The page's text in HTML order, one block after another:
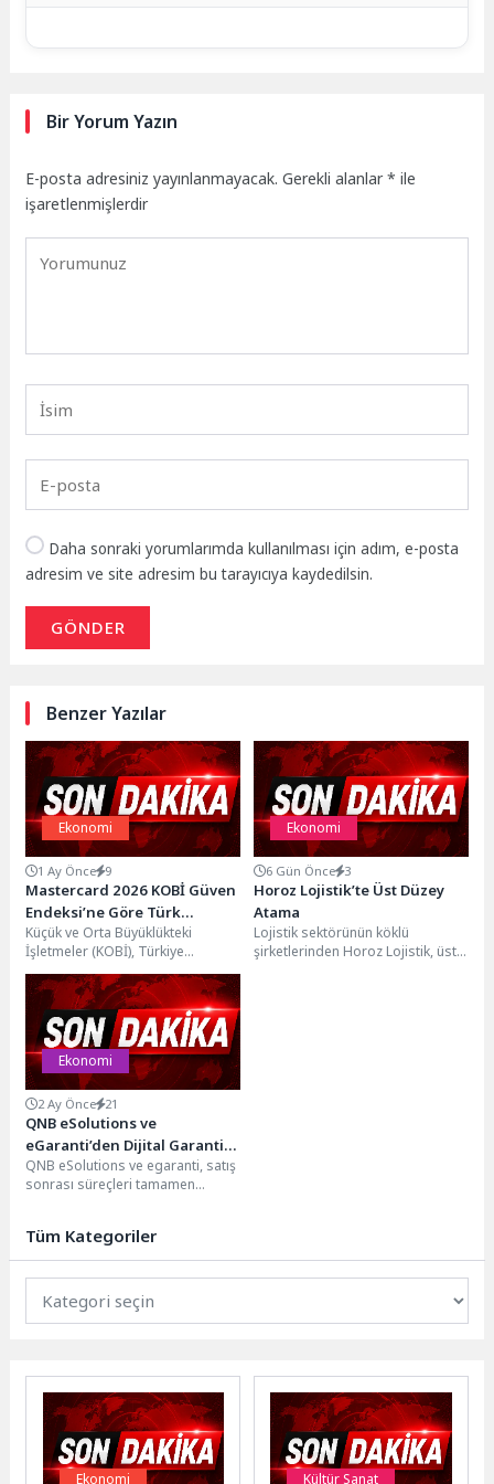
Bir Yorum Yazın
E-posta adresiniz yayınlanmayacak. Gerekli alanlar* ile
işaretlenmişlerdir
Daha sonraki yorumlarımda kullanılması için adım, e-posta
adresim ve site adresim bu tarayıcıya kaydedilsin.
GÖNDER
Benzer Yazılar
Ekonomi
1 Ay Önce 9
Mastercard 2026 KOBİ Güven
Endeksi’ne Göre Türk
KOBİ’lerinin %64’ü Geleceğe
Güvenle Bakıyor
Küçük ve Orta Büyüklükteki
İşletmeler (KOBİ), Türkiye
ekonomisinin yapıtaşını
oluşturmaya devam ediyor.
Mastercard ve Ipsos...
Ekonomi
6 Gün Önce 3
Horoz Lojistik’te Üst Düzey
Atama
Lojistik sektörünün köklü
şirketlerinden Horoz Lojistik, üst
Ekonomi
2 Ay Önce 21
QNB eSolutions ve
eGaranti’den Dijital Garanti İş
Birliği
QNB eSolutions ve egaranti, satış
sonrası süreçleri tamamen
Tüm Kategoriler
Ekonomi Kültür Sanat